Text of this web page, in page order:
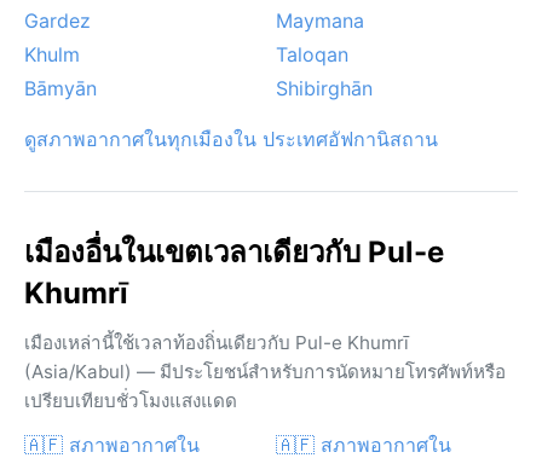
Gardez
Maymana
Khulm
Taloqan
Bāmyān
Shibirghān
ดูสภาพอากาศในทุกเมืองใน ประเทศอัฟกานิสถาน
เมืองอื่นในเขตเวลาเดียวกับ Pul-e
Khumrī
เมืองเหล่านี้ใช้เวลาท้องถิ่นเดียวกับ Pul-e Khumrī
(Asia/Kabul) — มีประโยชน์สำหรับการนัดหมายโทรศัพท์หรือ
เปรียบเทียบชั่วโมงแสงแดด
🇦🇫 สภาพอากาศใน
🇦🇫 สภาพอากาศใน